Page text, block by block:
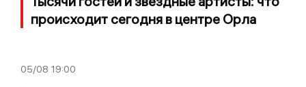
происходит сегодня в центре Орла
05/08 19:00